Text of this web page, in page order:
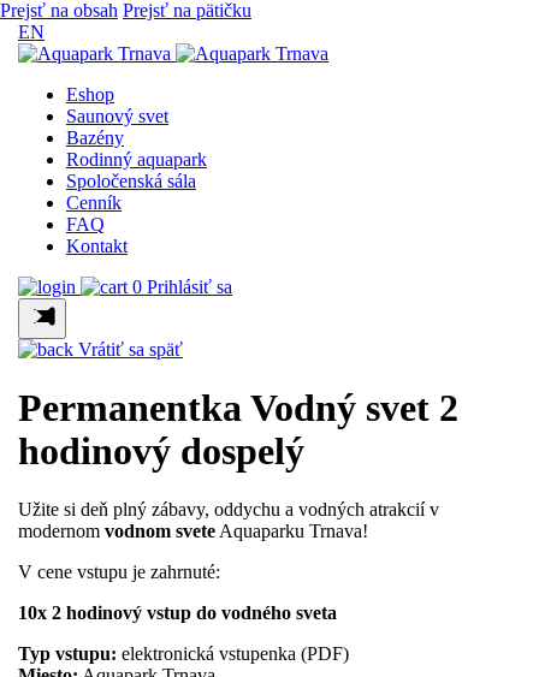
Prejsť na obsah Prejsť na pätičku
EN
Eshop
Saunový svet
Bazény
Rodinný aquapark
Spoločenská sála
Cenník
FAQ
Kontakt
0 Prihlásiť sa
Vrátiť sa späť
Permanentka Vodný svet 2
hodinový dospelý
Užite si deň plný zábavy, oddychu a vodných atrakcií v
modernom vodnom svete Aquaparku Trnava!
V cene vstupu je zahrnuté:
10x 2 hodinový vstup do vodného sveta
Typ vstupu: elektronická vstupenka (PDF)